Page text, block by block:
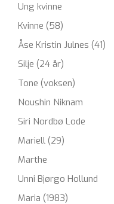
Ung kvinne
Kvinne (58)
Åse Kristin Julnes (41)
Silje (24 år)
Tone (voksen)
Noushin Niknam
Siri Nordbø Lode
Mariell (29)
Marthe
Unni Bjørgo Hollund
Maria (1983)